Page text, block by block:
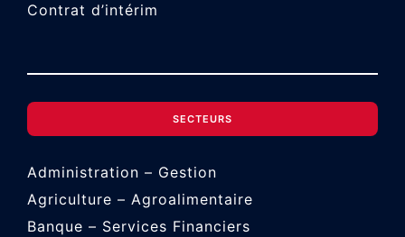
Contrat d’intérim
SECTEURS
Administration – Gestion
Agriculture – Agroalimentaire
Banque – Services Financiers